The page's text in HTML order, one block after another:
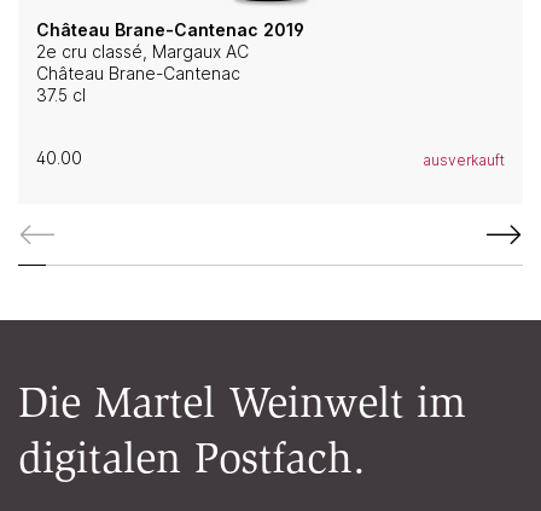
Château Brane-Cantenac 2019
2e cru classé, Margaux AC
Château Brane-Cantenac
37.5 cl
40.00 ausverkauft
Die Martel Weinwelt im
digitalen Postfach.